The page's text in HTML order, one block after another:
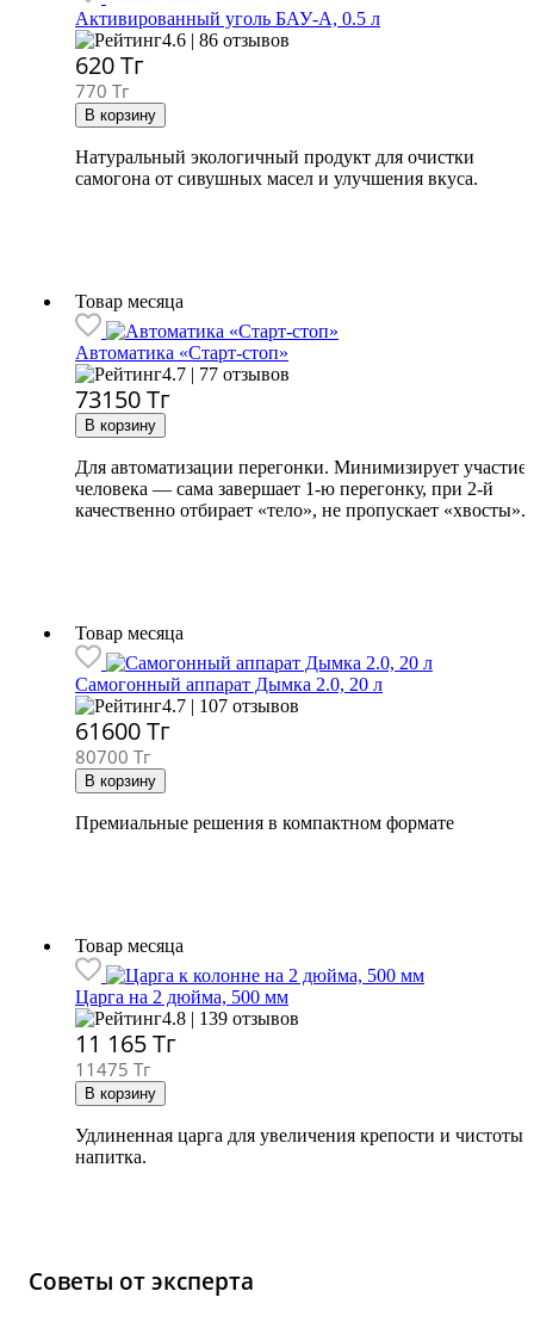
Активированный уголь БАУ-А, 0.5 л
4.6 | 86 отзывов
620Тг
770 Тг
Натуральный экологичный продукт для очистки
самогона от сивушных масел и улучшения вкуса.
Товар месяца
Автоматика «Старт-стоп»
4.7 | 77 отзывов
73150Тг
Для автоматизации перегонки. Минимизирует участие
человека — сама завершает 1-ю перегонку, при 2-й
качественно отбирает «тело», не пропускает «хвосты».
Товар месяца
Самогонный аппарат Дымка 2.0, 20 л
4.7 | 107 отзывов
61600Тг
80700 Тг
Премиальные решения в компактном формате
Товар месяца
Царга на 2 дюйма, 500 мм
4.8 | 139 отзывов
11 165Тг
11475 Тг
Удлиненная царга для увеличения крепости и чистоты
напитка.
Советы от эксперта